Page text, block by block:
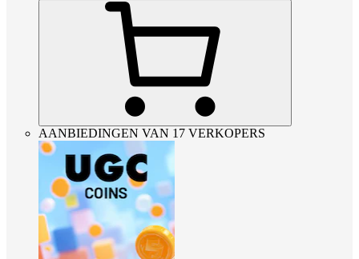
AANBIEDINGEN VAN 17 VERKOPERS